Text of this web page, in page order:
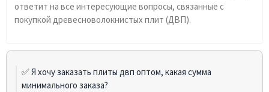
ответит на все интересующие вопросы, связанные с
покупкой древесноволокнистых плит (ДВП).
✅ Я хочу заказать плиты двп оптом, какая сумма
минимального заказа?